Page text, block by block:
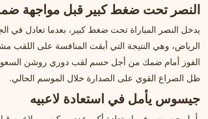
النصر تحت ضغط كبير قبل مواجهة
يدخل النصر المباراة تحت ضغط كبير، بعدما تعادل في
الرياض، وهي النتيجة التي أبقت المنافسة على اللقب
الفوز أمام ضمك من أجل حسم لقب دوري روشن السعودي
ظل الصراع القوي على الصدارة خلال الموسم الحالي.
جيسوس يأمل في استعادة لاعبيه